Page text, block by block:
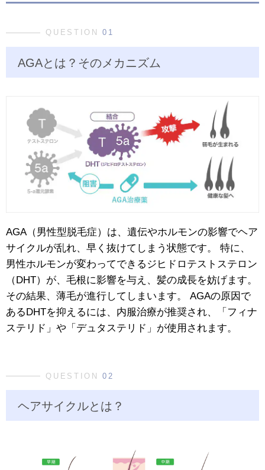
QUESTION01
AGAとは？そのメカニズム
AGA（男性型脱毛症）は、遺伝やホルモンの影響でヘア
サイクルが乱れ、早く抜けてしまう状態です。 特に、
男性ホルモンが変わってできるジヒドロテストステロン
（DHT）が、毛根に影響を与え、髪の成長を妨げます。
その結果、薄毛が進行してしまいます。 AGAの原因で
あるDHTを抑えるには、内服治療が推奨され、「フィナ
ステリド」や「デュタステリド」が使用されます。
QUESTION02
ヘアサイクルとは？